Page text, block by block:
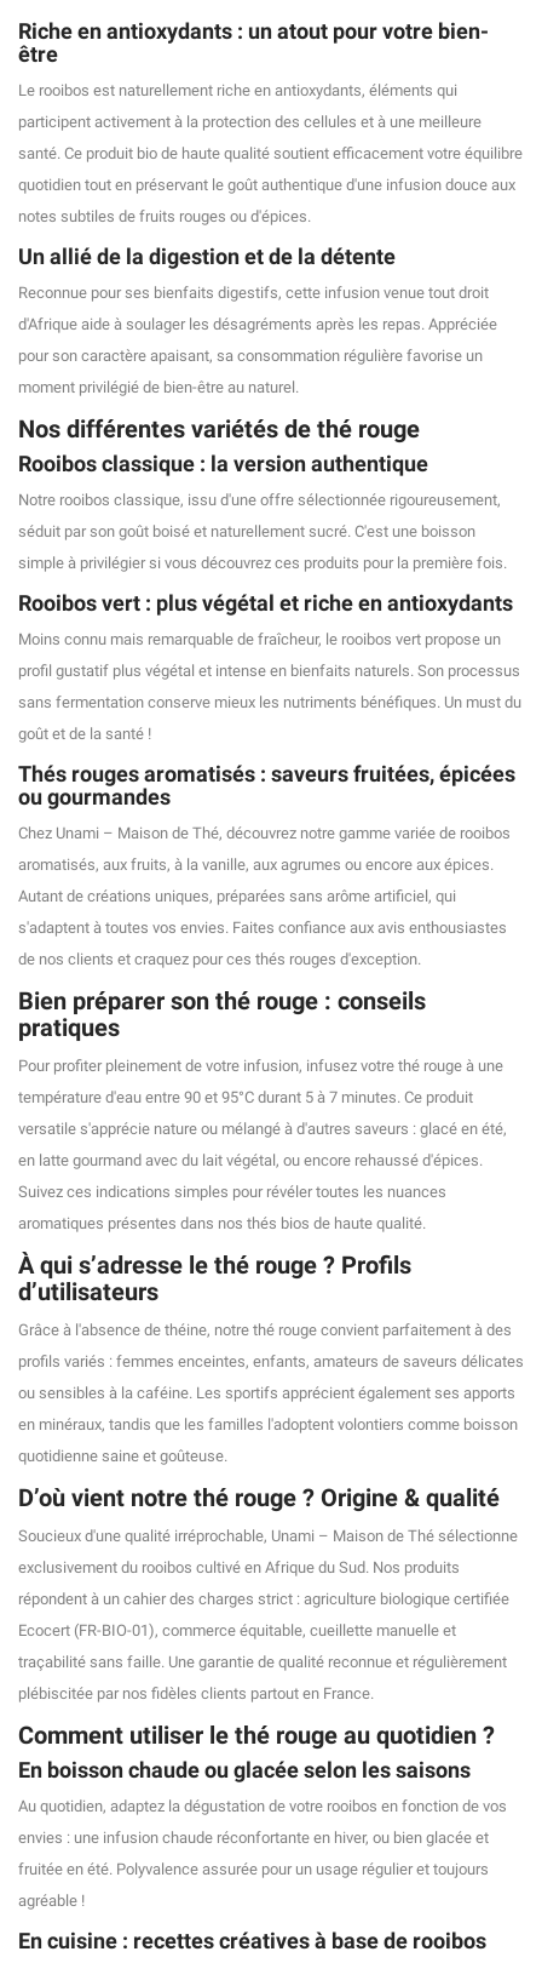
(4 avis)
(30 avis)
Riche en antioxydants : un atout pour votre bien-
être
Le rooibos est naturellement riche en antioxydants, éléments qui
participent activement à la protection des cellules et à une meilleure
santé. Ce produit bio de haute qualité soutient efficacement votre équilibre
quotidien tout en préservant le goût authentique d'une infusion douce aux
notes subtiles de fruits rouges ou d'épices.
Un allié de la digestion et de la détente
Reconnue pour ses bienfaits digestifs, cette infusion venue tout droit
d'Afrique aide à soulager les désagréments après les repas. Appréciée
pour son caractère apaisant, sa consommation régulière favorise un
moment privilégié de bien-être au naturel.
Nos différentes variétés de thé rouge
Rooibos classique : la version authentique
Notre rooibos classique, issu d'une offre sélectionnée rigoureusement,
séduit par son goût boisé et naturellement sucré. C'est une boisson
simple à privilégier si vous découvrez ces produits pour la première fois.
Rooibos vert : plus végétal et riche en antioxydants
Moins connu mais remarquable de fraîcheur, le rooibos vert propose un
profil gustatif plus végétal et intense en bienfaits naturels. Son processus
sans fermentation conserve mieux les nutriments bénéfiques. Un must du
goût et de la santé !
Thés rouges aromatisés : saveurs fruitées, épicées
ou gourmandes
Chez Unami – Maison de Thé, découvrez notre gamme variée de rooibos
aromatisés, aux fruits, à la vanille, aux agrumes ou encore aux épices.
Autant de créations uniques, préparées sans arôme artificiel, qui
s'adaptent à toutes vos envies. Faites confiance aux avis enthousiastes
de nos clients et craquez pour ces thés rouges d'exception.
Bien préparer son thé rouge : conseils
pratiques
Pour profiter pleinement de votre infusion, infusez votre thé rouge à une
température d'eau entre 90 et 95°C durant 5 à 7 minutes. Ce produit
versatile s'apprécie nature ou mélangé à d'autres saveurs : glacé en été,
en latte gourmand avec du lait végétal, ou encore rehaussé d'épices.
Suivez ces indications simples pour révéler toutes les nuances
aromatiques présentes dans nos thés bios de haute qualité.
À qui s’adresse le thé rouge ? Profils
d’utilisateurs
Grâce à l'absence de théine, notre thé rouge convient parfaitement à des
profils variés : femmes enceintes, enfants, amateurs de saveurs délicates
ou sensibles à la caféine. Les sportifs apprécient également ses apports
en minéraux, tandis que les familles l'adoptent volontiers comme boisson
quotidienne saine et goûteuse.
D’où vient notre thé rouge ? Origine & qualité
Soucieux d'une qualité irréprochable, Unami – Maison de Thé sélectionne
exclusivement du rooibos cultivé en Afrique du Sud. Nos produits
répondent à un cahier des charges strict : agriculture biologique certifiée
Ecocert (FR-BIO-01), commerce équitable, cueillette manuelle et
traçabilité sans faille. Une garantie de qualité reconnue et régulièrement
plébiscitée par nos fidèles clients partout en France.
Comment utiliser le thé rouge au quotidien ?
En boisson chaude ou glacée selon les saisons
Au quotidien, adaptez la dégustation de votre rooibos en fonction de vos
envies : une infusion chaude réconfortante en hiver, ou bien glacée et
fruitée en été. Polyvalence assurée pour un usage régulier et toujours
agréable !
En cuisine : recettes créatives à base de rooibos